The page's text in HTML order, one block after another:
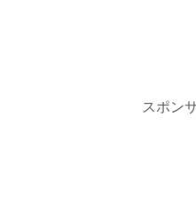
スポン